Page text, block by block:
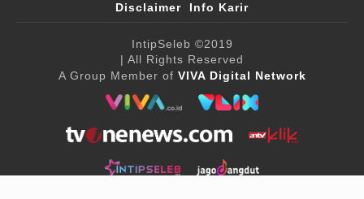
Disclaimer
Info Karir
IntipSeleb ©2019
| All Rights Reserved
A Group Member of VIVA Digital Network